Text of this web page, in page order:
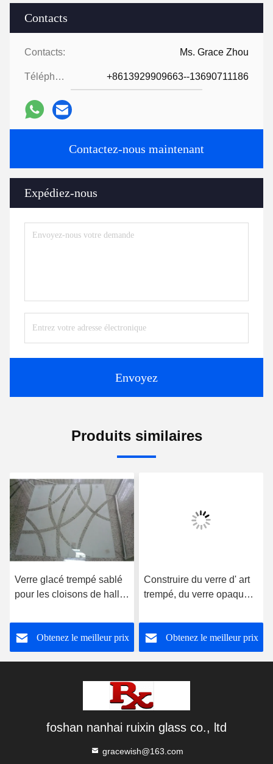
Contacts
Contacts: Ms. Grace Zhou
Téléphone: +8613929909663--13690711186
Contactez-nous maintenant
Expédiez-nous
Envoyez
Produits similaires
Verre glacé trempé sablé
pour les cloisons de hall
Obtenez le meilleur prix
Construire du verre d' art
trempé, du verre opaque
Obtenez le meilleur prix
foshan nanhai ruixin glass co., ltd
gracewish@163.com